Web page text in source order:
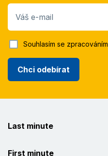
Váš e-mail
Chci odebírat
Souhlasím se zpracováním
Last minute
First minute